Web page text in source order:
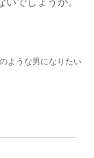
ような男になりたい